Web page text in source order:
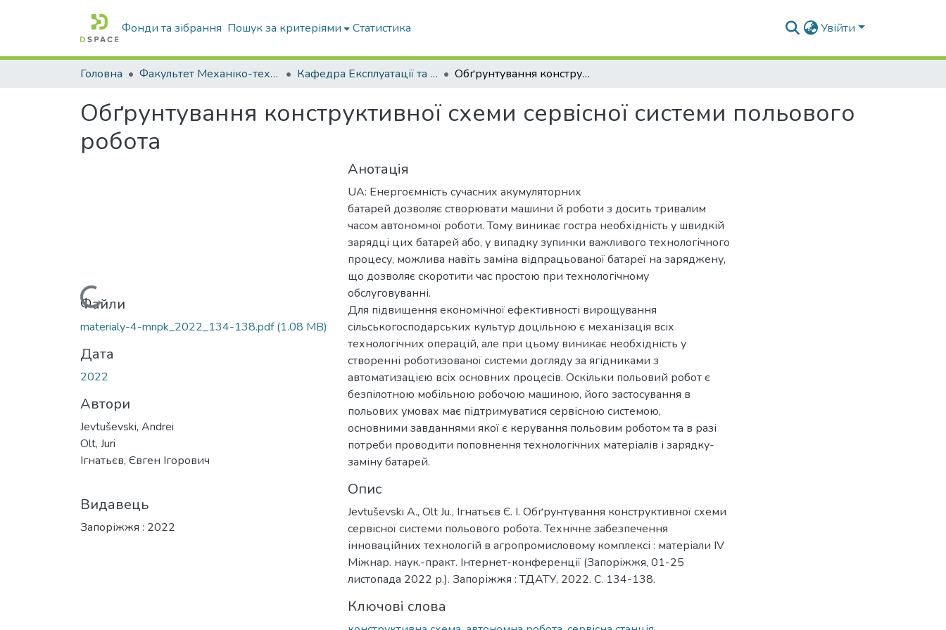
Фонди та зібрання Пошук за критеріями Статистика Увійти
Головна Факультет Механіко-технологічний Кафедра Експлуатації та технічного сервісу машин Обґрунтування конструктивної схеми сервісної системи польового робота
Обґрунтування конструктивної схеми сервісної системи польового
робота
Вантажиться...
Файли
materialy-4-mnpk_2022_134-138.pdf(1.08 MB)
Дата
2022
Автори
Jevtuševski, Andrei
Olt, Juri
Ігнатьєв, Євген Ігорович
Видавець
Запоріжжя : 2022
Анотація
UA: Енергоємність сучасних акумуляторних
батарей дозволяє створювати машини й роботи з досить тривалим
часом автономної роботи. Тому виникає гостра необхідність у швидкій
зарядці цих батарей або, у випадку зупинки важливого технологічного
процесу, можлива навіть заміна відпрацьованої батареї на заряджену,
що дозволяє скоротити час простою при технологічному
обслуговуванні.
Для підвищення економічної ефективності вирощування
сільськогосподарських культур доцільною є механізація всіх
технологічних операцій, але при цьому виникає необхідність у
створенні роботизованої системи догляду за ягідниками з
автоматизацією всіх основних процесів. Оскільки польовий робот є
безпілотною мобільною робочою машиною, його застосування в
польових умовах має підтримуватися сервісною системою,
основними завданнями якої є керування польовим роботом та в разі
потреби проводити поповнення технологічних матеріалів і зарядку-
заміну батарей.
Опис
Jevtuševski A., Olt Ju., Ігнатьєв Є. І. Обґрунтування конструктивної схеми
сервісної системи польового робота. Технічне забезпечення
інноваційних технологій в агропромисловому комплексі : матеріали IV
Міжнар. наук.-практ. Інтернет-конференції (Запоріжжя, 01-25
листопада 2022 р.). Запоріжжя : ТДАТУ, 2022. С. 134-138.
Ключові слова